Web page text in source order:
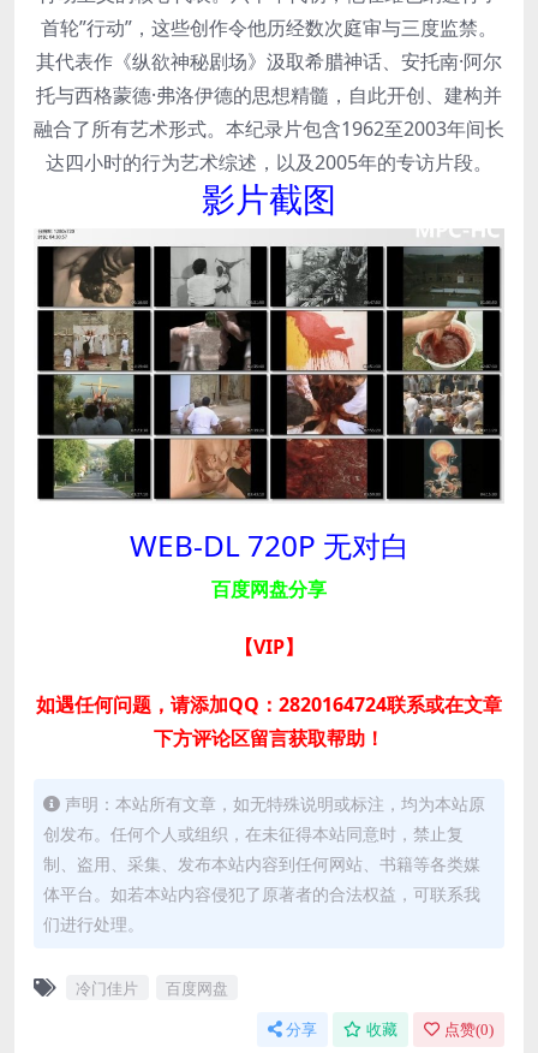
首轮”行动”，这些创作令他历经数次庭审与三度监禁。
其代表作《纵欲神秘剧场》汲取希腊神话、安托南·阿尔
托与西格蒙德·弗洛伊德的思想精髓，自此开创、建构并
融合了所有艺术形式。本纪录片包含1962至2003年间长
达四小时的行为艺术综述，以及2005年的专访片段。
影片截图
WEB-DL 720P 无对白
百度网盘分享
【VIP】
如遇任何问题，请添加QQ：2820164724联系或在文章
下方评论区留言获取帮助！
声明：本站所有文章，如无特殊说明或标注，均为本站原
创发布。任何个人或组织，在未征得本站同意时，禁止复
制、盗用、采集、发布本站内容到任何网站、书籍等各类媒
体平台。如若本站内容侵犯了原著者的合法权益，可联系我
们进行处理。
冷门佳片 百度网盘
分享 收藏 点赞(0)